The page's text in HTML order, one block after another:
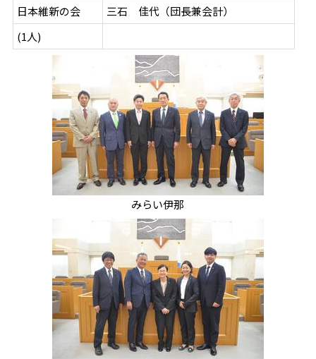
日本維新の会
三石 佳代（団長兼会計）
(1人)
みらい伊那